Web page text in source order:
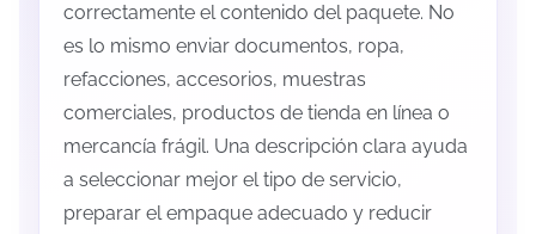
correctamente el contenido del paquete. No
es lo mismo enviar documentos, ropa,
refacciones, accesorios, muestras
comerciales, productos de tienda en línea o
mercancía frágil. Una descripción clara ayuda
a seleccionar mejor el tipo de servicio,
preparar el empaque adecuado y reducir